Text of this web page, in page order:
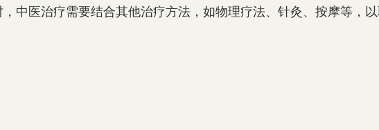
医治疗需要结合其他治疗方法，如物理疗法、针灸、按摩等，